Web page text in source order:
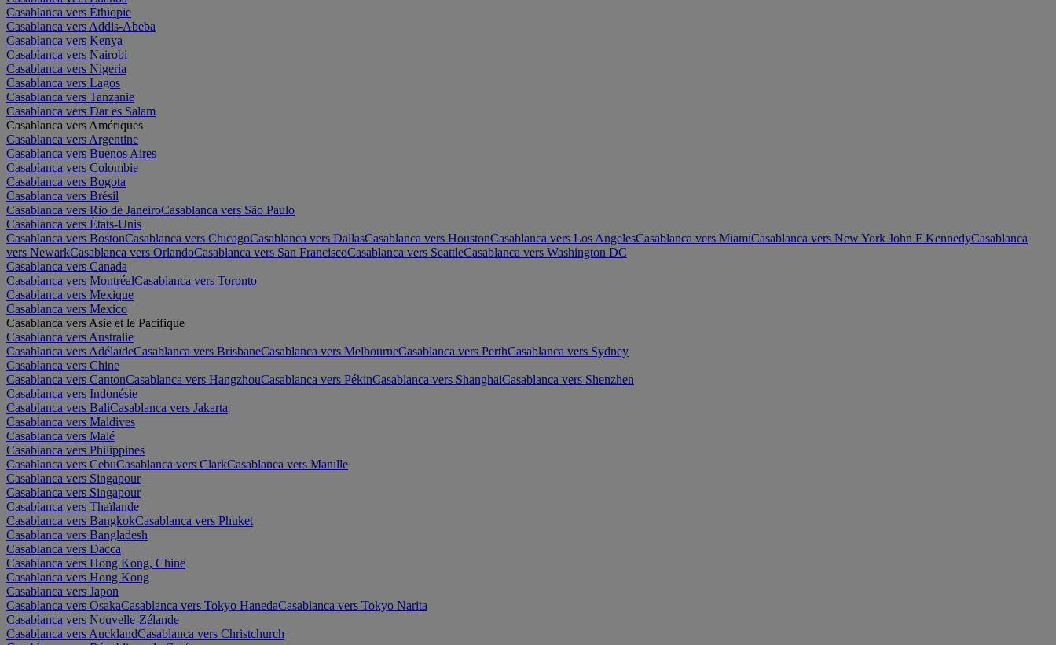
Casablanca vers Éthiopie
Casablanca vers Addis-Abeba
Casablanca vers Kenya
Casablanca vers Nairobi
Casablanca vers Nigeria
Casablanca vers Lagos
Casablanca vers Tanzanie
Casablanca vers Dar es Salam
Casablanca vers Amériques
Casablanca vers Argentine
Casablanca vers Buenos Aires
Casablanca vers Colombie
Casablanca vers Bogota
Casablanca vers Brésil
Casablanca vers Rio de JaneiroCasablanca vers São Paulo
Casablanca vers États-Unis
Casablanca vers BostonCasablanca vers ChicagoCasablanca vers DallasCasablanca vers HoustonCasablanca vers Los AngelesCasablanca vers MiamiCasablanca vers New York John F KennedyCasablanca
vers NewarkCasablanca vers OrlandoCasablanca vers San FranciscoCasablanca vers SeattleCasablanca vers Washington DC
Casablanca vers Canada
Casablanca vers MontréalCasablanca vers Toronto
Casablanca vers Mexique
Casablanca vers Mexico
Casablanca vers Asie et le Pacifique
Casablanca vers Australie
Casablanca vers AdélaïdeCasablanca vers BrisbaneCasablanca vers MelbourneCasablanca vers PerthCasablanca vers Sydney
Casablanca vers Chine
Casablanca vers CantonCasablanca vers HangzhouCasablanca vers PékinCasablanca vers ShanghaiCasablanca vers Shenzhen
Casablanca vers Indonésie
Casablanca vers BaliCasablanca vers Jakarta
Casablanca vers Maldives
Casablanca vers Malé
Casablanca vers Philippines
Casablanca vers CebuCasablanca vers ClarkCasablanca vers Manille
Casablanca vers Singapour
Casablanca vers Singapour
Casablanca vers Thaïlande
Casablanca vers BangkokCasablanca vers Phuket
Casablanca vers Bangladesh
Casablanca vers Dacca
Casablanca vers Hong Kong, Chine
Casablanca vers Hong Kong
Casablanca vers Japon
Casablanca vers OsakaCasablanca vers Tokyo HanedaCasablanca vers Tokyo Narita
Casablanca vers Nouvelle-Zélande
Casablanca vers AucklandCasablanca vers Christchurch